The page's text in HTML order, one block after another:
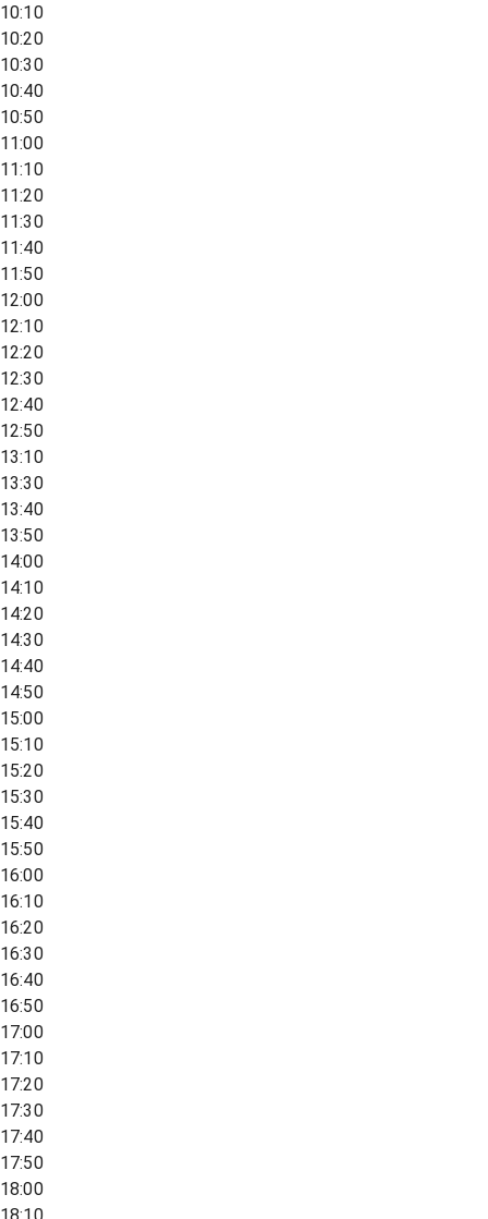
10:10
10:20
10:30
10:40
10:50
11:00
11:10
11:20
11:30
11:40
11:50
12:00
12:10
12:20
12:30
12:40
12:50
13:10
13:30
13:40
13:50
14:00
14:10
14:20
14:30
14:40
14:50
15:00
15:10
15:20
15:30
15:40
15:50
16:00
16:10
16:20
16:30
16:40
16:50
17:00
17:10
17:20
17:30
17:40
17:50
18:00